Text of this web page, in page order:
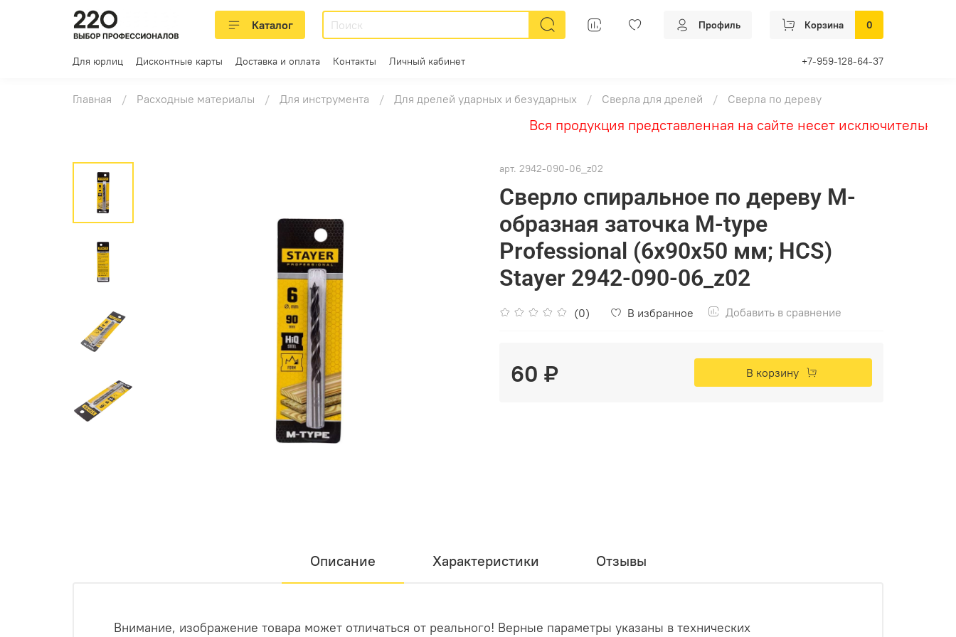
Каталог Профиль Корзина 0
Для юрлиц Дисконтные карты Доставка и оплата Контакты Личный кабинет +7-959-128-64-37
Главная Расходные материалы Для инструмента Для дрелей ударных и безударных Сверла для дрелей Сверла по дереву
Вся продукция представленная на сайте несет исключительно
арт. 2942-090-06_z02
Сверло спиральное по дереву М-
образная заточка M-type
Professional (6х90х50 мм; HCS)
Stayer 2942-090-06_z02
(0) В избранное Добавить в сравнение
60 ₽ В корзину
Описание Характеристики Отзывы
Внимание, изображение товара может отличаться от реального! Верные параметры указаны в технических